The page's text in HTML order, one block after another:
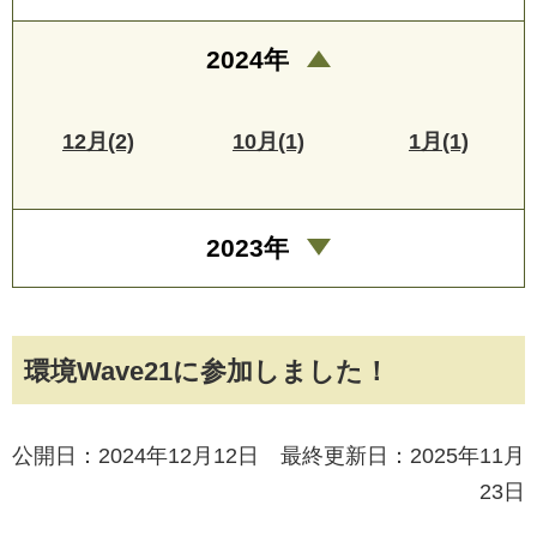
環境Wave21に参加しました！
公開日：2024年12月12日 最終更新日：2025年11月
23日
2024年
12月(2) 10月(1) 1月(1)
2023年